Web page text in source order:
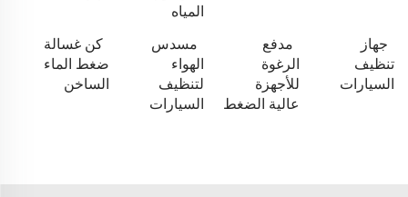
المياه
جهاز
تنظيف
السيارات
مدفع
الرغوة
للأجهزة
عالية الضغط
مسدس
الهواء
لتنظيف
السيارات
كن غسالة
ضغط الماء
الساخن